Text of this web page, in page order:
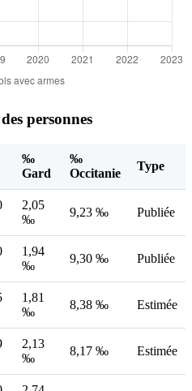
personnes
‰
Gard
‰
Occitanie
Type
2,05
‰
9,23 ‰ Publiée
1,94
‰
9,30 ‰ Publiée
1,81
‰
8,38 ‰ Estimée
2,13
‰
8,17 ‰ Estimée